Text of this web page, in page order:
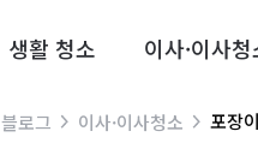
생활 청소 이사·이사청
블로그 이사·이사청소 포장